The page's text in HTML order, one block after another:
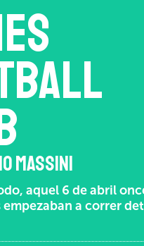
MASSINI
aquel 6 de abril
a correr